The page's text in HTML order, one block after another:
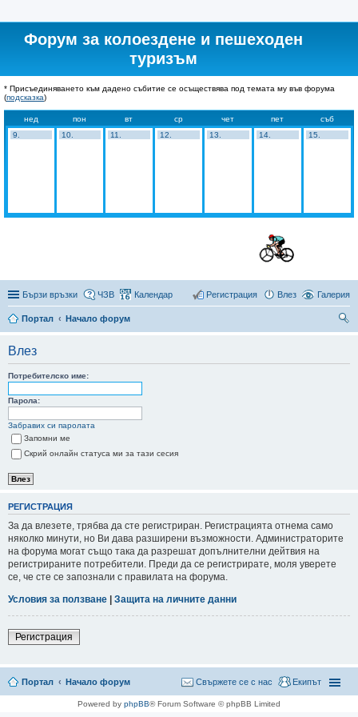
Форум за колоездене и пешеходен
туризъм
* Присъединяването към дадено събитие се осъществява под темата му във форума
(подсказка)
нед пон вт ср чет пет
съб
9.
10. 11. 12. 13. 14. 15.
Бързи връзки Галерия
ЧЗВ Календар Влез
Регистрация
Портал
Начало форум
Влез
Потребителско име:
Парола:
Забравих си паролата
Запомни ме
Скрий онлайн статуса ми за тази сесия
РЕГИСТРАЦИЯ
За да влезете, трябва да сте регистриран. Регистрацията отнема само
няколко минути, но Ви дава разширени възможности. Администраторите
на форума могат също така да разрешат допълнителни дейтвия на
регистрираните потребители. Преди да се регистрирате, моля уверете
се, че сте се запознали с правилата на форума.
Условия за ползване | Защита на личните данни
Регистрация
Портал Начало форум Екипът
Свържете се с нас
Powered by phpBB® Forum Software © phpBB Limited